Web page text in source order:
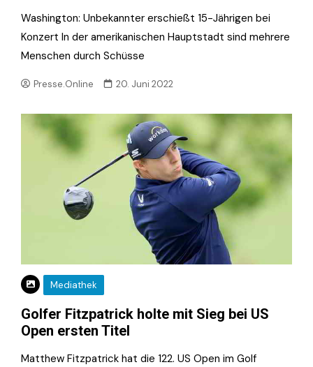
Washington: Unbekannter erschießt 15-Jährigen bei
Konzert In der amerikanischen Hauptstadt sind mehrere
Menschen durch Schüsse
Presse.Online 20. Juni 2022
Mediathek
Golfer Fitzpatrick holte mit Sieg bei US
Open ersten Titel
Matthew Fitzpatrick hat die 122. US Open im Golf